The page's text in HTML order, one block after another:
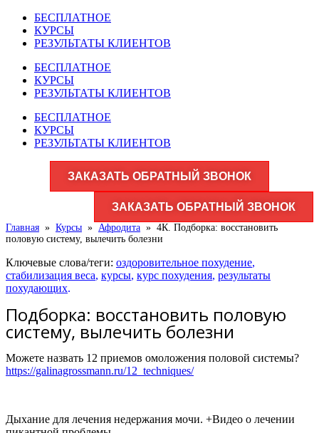
БЕСПЛАТНОЕ
КУРСЫ
РЕЗУЛЬТАТЫ КЛИЕНТОВ
БЕСПЛАТНОЕ
КУРСЫ
РЕЗУЛЬТАТЫ КЛИЕНТОВ
БЕСПЛАТНОЕ
КУРСЫ
РЕЗУЛЬТАТЫ КЛИЕНТОВ
ЗАКАЗАТЬ ОБРАТНЫЙ ЗВОНОК
ЗАКАЗАТЬ ОБРАТНЫЙ ЗВОНОК
Главная » Курсы » Афродита » 4К. Подборка: восстановить
половую систему, вылечить болезни
Ключевые слова/теги: оздоровительное похудение,
стабилизация веса, курсы, курс похудения, результаты
похудающих.
Подборка: восстановить половую
систему, вылечить болезни
Можете назвать 12 приемов омоложения половой системы?
https://galinagrossmann.ru/12_techniques/
Дыхание для лечения недержания мочи. +Видео о лечении